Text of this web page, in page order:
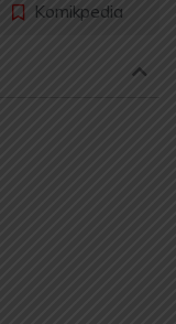
Komikpedia